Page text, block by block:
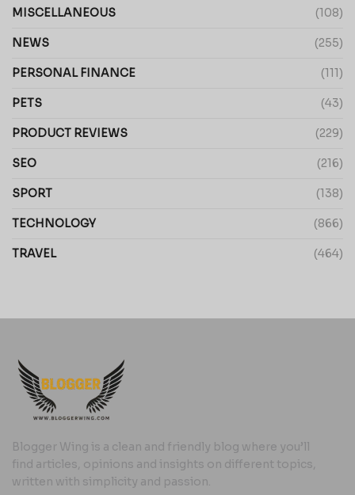
MISCELLANEOUS (108)
NEWS (255)
PERSONAL FINANCE (111)
PETS (43)
PRODUCT REVIEWS (229)
SEO (216)
SPORT (138)
TECHNOLOGY (866)
TRAVEL (464)
Blogger Wing is a clean and friendly blog where you’ll
find articles, opinions and insights on different topics,
written with simplicity and passion.